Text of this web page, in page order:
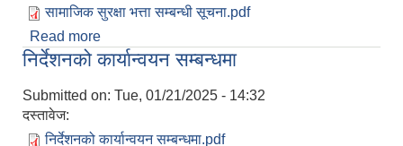
सामाजिक सुरक्षा भत्ता सम्बन्धी सूचना.pdf
Read more
रकम सम्बन्धीत लाभग्राहिको खातामा जम्मा भएको सम्बन्धी
निर्देशनको कार्यान्वयन सम्बन्धमा
Submitted on: Tue, 01/21/2025 - 14:32
दस्तावेज:
निर्देशनको कार्यान्वयन सम्बन्धमा.pdf